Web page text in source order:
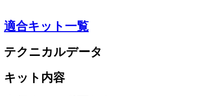
適合キット一覧
テクニカルデータ
キット内容